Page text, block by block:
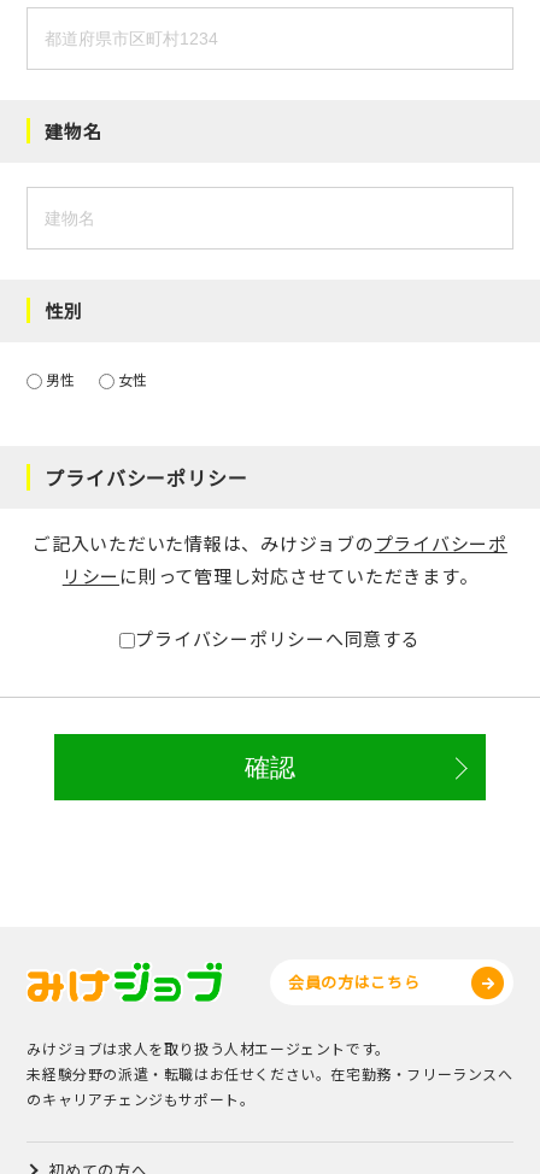
建物名
性別
男性 女性
プライバシーポリシー
ご記入いただいた情報は、みけジョブのプライバシーポ
リシー に則って管理し対応させていただきます。
プライバシーポリシーへ同意する
会員の方はこちら
みけジョブは求人を取り扱う人材エージェントです。
未経験分野の派遣・転職はお任せください。在宅勤務・フリーランスへ
のキャリアチェンジもサポート。
初めての方へ